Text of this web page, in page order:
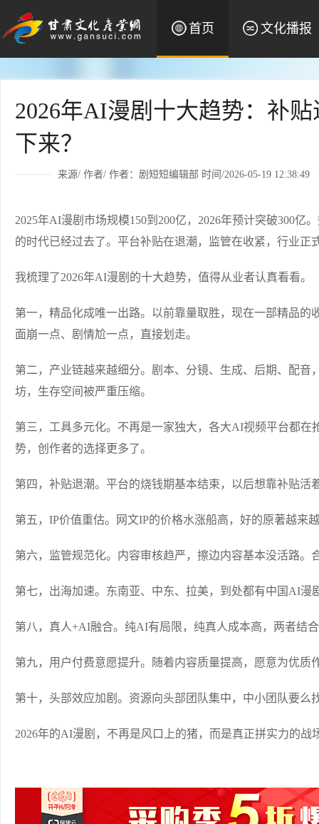
首页 文化播报
2026年AI漫剧十大趋势：补
下来？
来源/ 作者/ 作者：剧短短编辑部 时间/2026-05-19 12:38:49
2025年AI漫剧市场规模150到200亿，2026年预计突破300亿
的时代已经过去了。平台补贴在退潮，监管在收紧，行业正
我梳理了2026年AI漫剧的十大趋势，值得从业者认真看看。
第一，精品化成唯一出路。以前靠量取胜，现在一部精品
面崩一点、剧情尬一点，直接划走。
第二，产业链越来越细分。剧本、分镜、生成、后期、配
坊，生存空间被严重压缩。
第三，工具多元化。不再是一家独大，各大AI视频平台都在
势，创作者的选择更多了。
第四，补贴退潮。平台的烧钱期基本结束，以后想靠补贴活
第五，IP价值重估。网文IP的价格水涨船高，好的原著越来
第六，监管规范化。内容审核趋严，擦边内容基本没活路。
第七，出海加速。东南亚、中东、拉美，到处都有中国AI
第八，真人+AI融合。纯AI有局限，纯真人成本高，两者结
第九，用户付费意愿提升。随着内容质量提高，愿意为优质
第十，头部效应加剧。资源向头部团队集中，中小团队要么
2026年的AI漫剧，不再是风口上的猪，而是真正拼实力的